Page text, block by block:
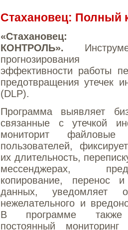
Стахановец: Полный
«Стахановец:
КОНТРОЛЬ».
прогнозирования
эффективности работы
предотвращения утечек
(DLP).
Программа выявляет
связанные с утечкой
мониторит файловые
пользователей,
их длительность,
мессенджерах,
копирование, перенос
данных, уведомляет
нежелательного и
В программе также
постоянный